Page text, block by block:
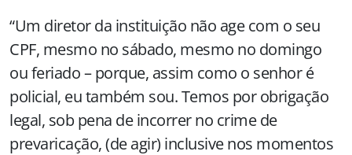
“Um diretor da instituição não age com o seu
CPF, mesmo no sábado, mesmo no domingo
ou feriado – porque, assim como o senhor é
policial, eu também sou. Temos por obrigação
legal, sob pena de incorrer no crime de
prevaricação, (de agir) inclusive nos momentos